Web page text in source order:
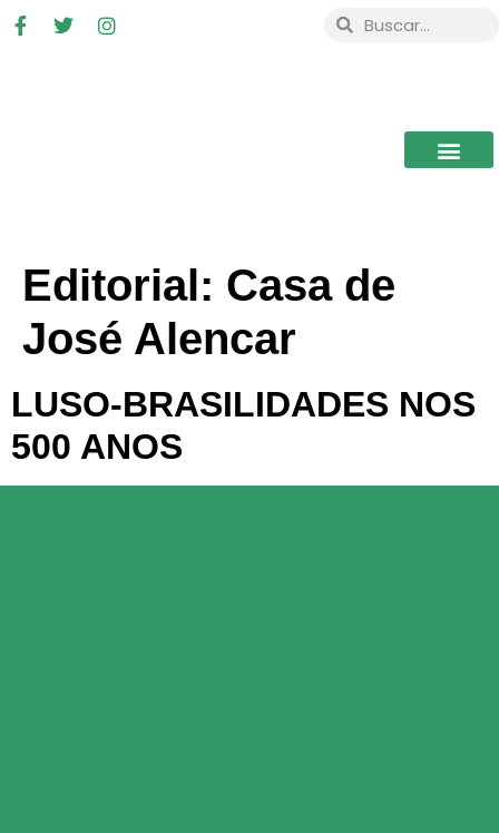
Editorial: Casa de
José Alencar
LUSO-BRASILIDADES NOS
500 ANOS